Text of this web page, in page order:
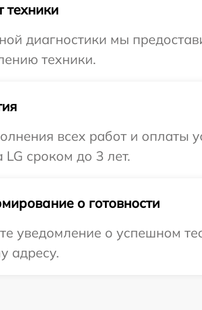
техники
диагностики мы
техники.
всех работ и оплаты
LG сроком до 3 лет.
о готовности
уведомление о успешном
адресу.